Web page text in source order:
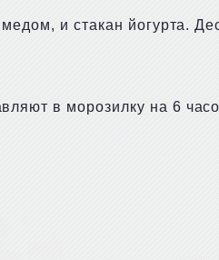
и стакан йогурта.
в морозилку на 6